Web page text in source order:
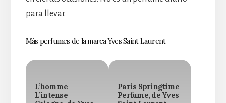
para llevar.
Más perfumes de la marca Yves Saint Laurent
L’homme
L’intense
Paris Springtime
Perfume, de Yves